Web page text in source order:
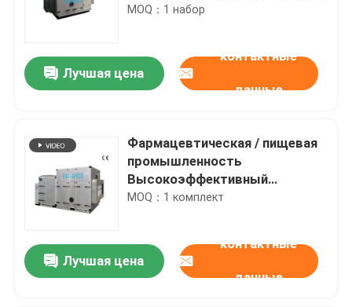
воздуха промышленный
MOQ：1 набор
Лучшая цена
контактные
данные
Фармацевтическая / пищевая
промышленность
Высокоэффективный
дегумидатор только с
MOQ：1 комплект
Лучшая цена
контактные
данные